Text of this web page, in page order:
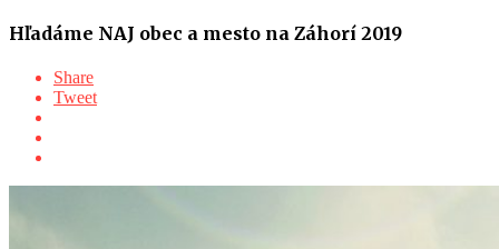
Hľadáme NAJ obec a mesto na Záhorí 2019
Share
Tweet